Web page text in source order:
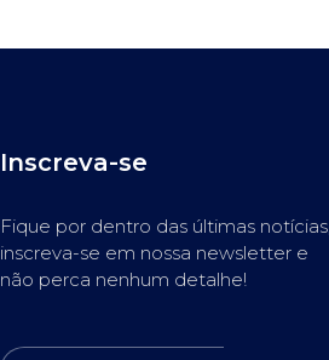
Inscreva-se
Fique por dentro das últimas notícias,
inscreva-se em nossa newsletter e
não perca nenhum detalhe!